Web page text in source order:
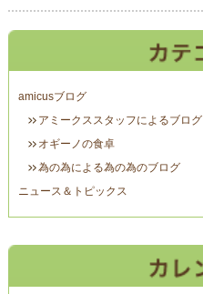
amicusブログ
アミークススタッフによるブログ
オギーノの食卓
為の為による為の為のブログ
ニュース＆トピックス